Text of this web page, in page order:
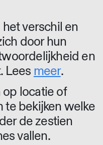
verschil en
door hun
en
Lees meer.
locatie of
te bekijken welke
de zestien
vallen.